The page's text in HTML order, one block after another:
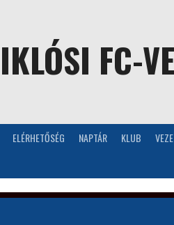
FC-
ELÉRHETŐSÉG NAPTÁR KLUB